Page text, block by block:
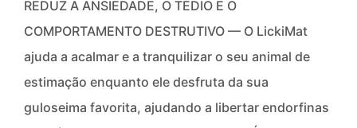
REDUZ A ANSIEDADE, O TÉDIO E O
COMPORTAMENTO DESTRUTIVO — O LickiMat
ajuda a acalmar e a tranquilizar o seu animal de
estimação enquanto ele desfruta da sua
guloseima favorita, ajudando a libertar endorfinas